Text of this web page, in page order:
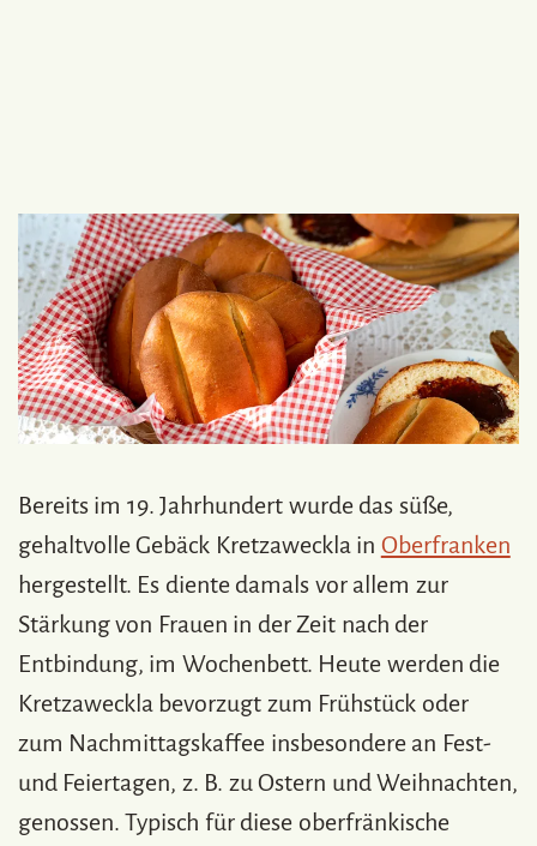
Bereits im 19. Jahrhundert wurde das süße,
gehaltvolle Gebäck Kretzaweckla in Oberfranken
hergestellt. Es diente damals vor allem zur
Stärkung von Frauen in der Zeit nach der
Entbindung, im Wochenbett. Heute werden die
Kretzaweckla bevorzugt zum Frühstück oder
zum Nachmittagskaffee insbesondere an Fest-
und Feiertagen, z. B. zu Ostern und Weihnachten,
genossen. Typisch für diese oberfränkische